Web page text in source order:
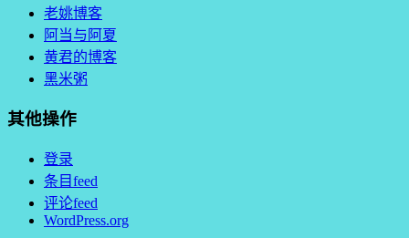
老姚博客
阿当与阿夏
黄君的博客
黑米粥
其他操作
登录
条目feed
评论feed
WordPress.org